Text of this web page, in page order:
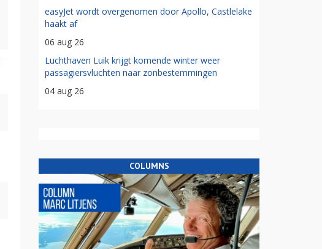
easyJet wordt overgenomen door Apollo, Castlelake
haakt af
06 aug 26
Luchthaven Luik krijgt komende winter weer
passagiersvluchten naar zonbestemmingen
04 aug 26
COLUMNS